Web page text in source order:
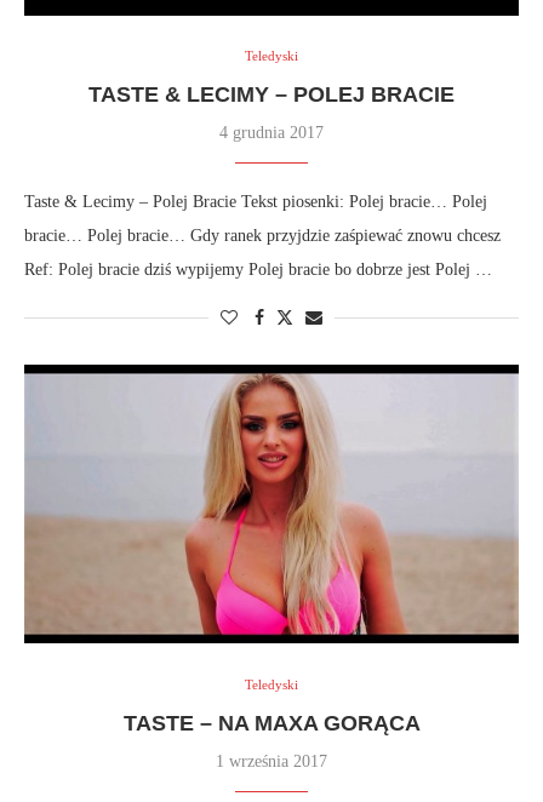
Teledyski
TASTE & LECIMY – POLEJ BRACIE
4 grudnia 2017
Taste & Lecimy – Polej Bracie Tekst piosenki: Polej bracie… Polej
bracie… Polej bracie… Gdy ranek przyjdzie zaśpiewać znowu chcesz
Ref: Polej bracie dziś wypijemy Polej bracie bo dobrze jest Polej …
Teledyski
TASTE – NA MAXA GORĄCA
1 września 2017